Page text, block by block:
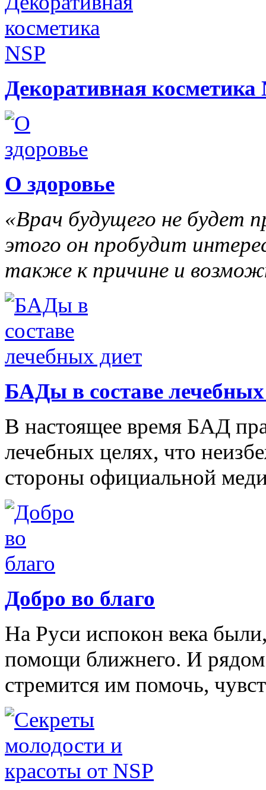
Декоративная косметика
О здоровье
«Врач будущего не будет
этого он пробудит
также к причине и
БАДы в составе лечебных
В настоящее время БАД
лечебных целях, что
стороны официальной
Добро во благо
На Руси испокон века
помощи ближнего. И рядом
стремится им помочь,